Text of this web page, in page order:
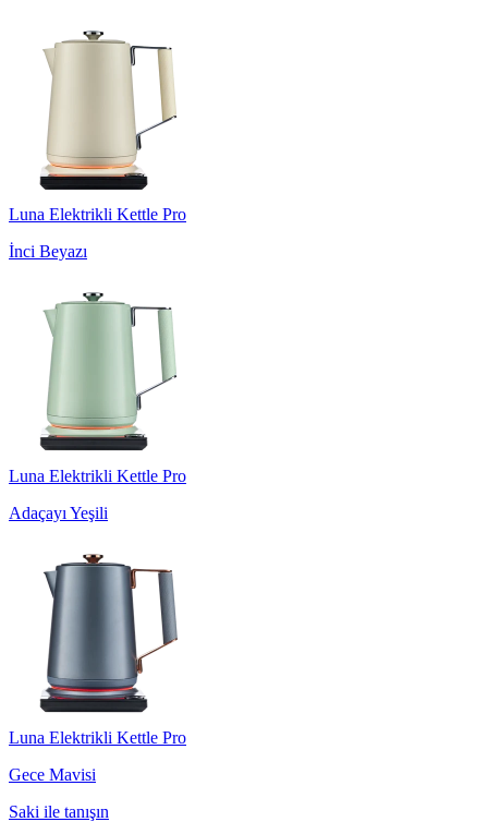
Luna Elektrikli Kettle Pro
İnci Beyazı
Luna Elektrikli Kettle Pro
Adaçayı Yeşili
Luna Elektrikli Kettle Pro
Gece Mavisi
Saki ile tanışın